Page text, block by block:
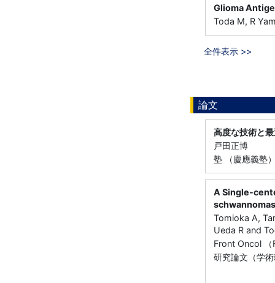
Glioma
Toda M, R
全件表示 >>
論文
高度な技術と
戸田正博
塾 （慶應義塾
A Single-
Tomioka A,
Ueda R and
Front Oncol
研究論文（学